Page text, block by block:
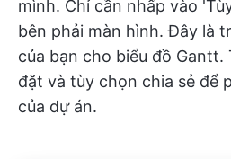
mình. Chỉ cần nhấp vào
bên phải màn hình. Đây là
của bạn cho biểu đồ Gantt.
đặt và tùy chọn chia sẻ để
của dự án.